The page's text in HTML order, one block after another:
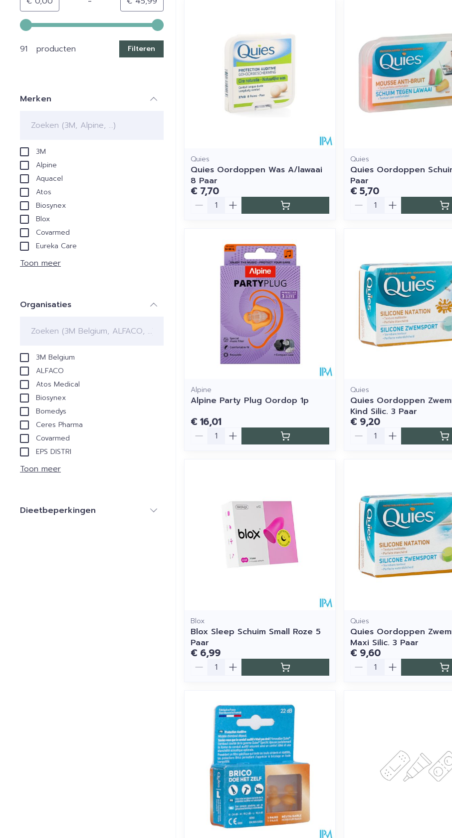
Gebruik de pijltjestoetsen links en rechts om de minimale en maximale prijswaarden aan te passen.
91 producten
Filteren
Merken
3M
Alpine
Aquacel
Atos
Biosynex
Blox
Covarmed
Eureka Care
Toon meer
Organisaties
3M Belgium
ALFACO
Atos Medical
Biosynex
Bomedys
Ceres Pharma
Covarmed
EPS DISTRI
Toon meer
Dieetbeperkingen
Quies
Quies Oordoppen Was A/lawaai
8 Paar
€ 7,70
Aantal
Quies
Quies Oordoppen
Paar
€ 5,70
Aantal
Alpine
Alpine Party Plug Oordop 1p
€ 16,01
Aantal
Quies
Quies Oordoppen
Kind Silic. 3 Paar
€ 9,20
Aantal
Blox
Blox Sleep Schuim Small Roze 5
Paar
€ 6,99
Aantal
Quies
Quies Oordoppen
Maxi Silic. 3 Paar
€ 9,60
Aantal